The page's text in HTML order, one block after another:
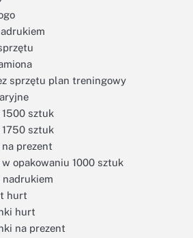
sprzętu plan treningowy
sztuk
sztuk
prezent
opakowaniu 1000 sztuk
hurt
hurt
na prezent